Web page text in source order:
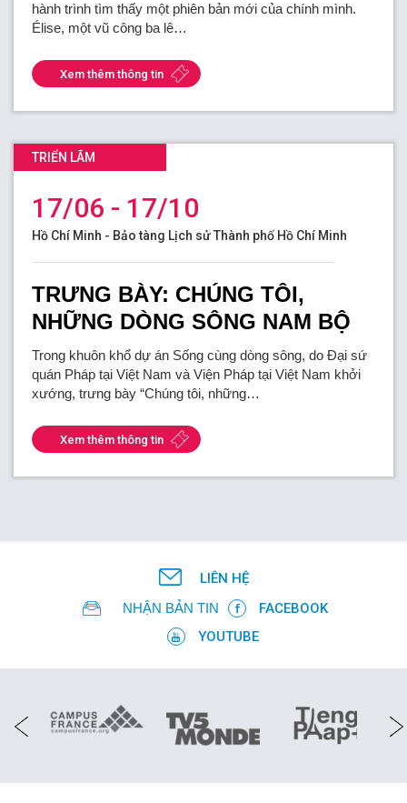
hành trình tìm thấy một phiên bản mới của chính mình.
Élise, một vũ công ba lê…
Xem thêm thông tin
TRIỂN LÃM
17/06 - 17/10
Hồ Chí Minh - Bảo tàng Lịch sử Thành phố Hồ Chí Minh
TRƯNG BÀY: CHÚNG TÔI,
NHỮNG DÒNG SÔNG NAM BỘ
Trong khuôn khổ dự án Sống cùng dòng sông, do Đại sứ
quán Pháp tại Việt Nam và Viện Pháp tại Việt Nam khởi
xướng, trưng bày “Chúng tôi, những…
Xem thêm thông tin
LIÊN HỆ
NHẬN BẢN TIN
FACEBOOK
YOUTUBE